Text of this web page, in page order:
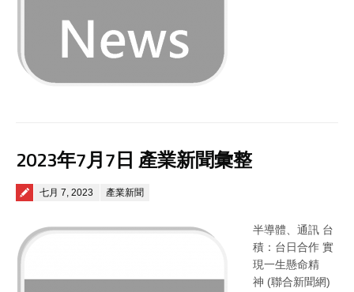
2023年7月7日 產業新聞彙整
Posted on
七月 7, 2023 產業新聞
半導體、通訊 台
積：台日合作 實
現一生懸命精
神 (聯合新聞網)